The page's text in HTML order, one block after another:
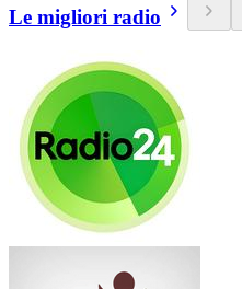
Le migliori radio